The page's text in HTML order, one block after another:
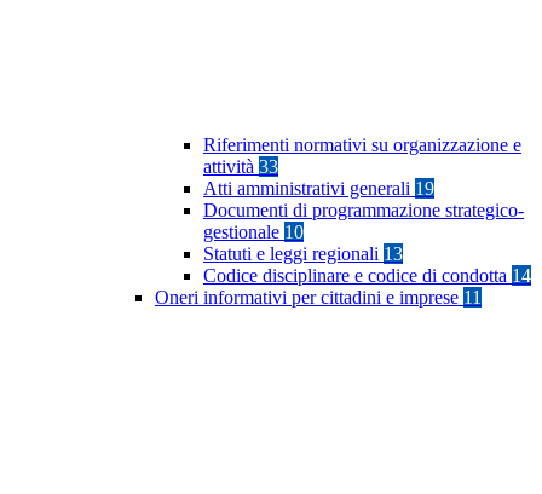
Riferimenti normativi su organizzazione e
attività 33
Atti amministrativi generali 19
Documenti di programmazione strategico-
gestionale 10
Statuti e leggi regionali 13
Codice disciplinare e codice di condotta 14
Oneri informativi per cittadini e imprese 11